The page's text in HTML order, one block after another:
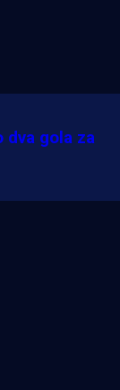
dva gola za